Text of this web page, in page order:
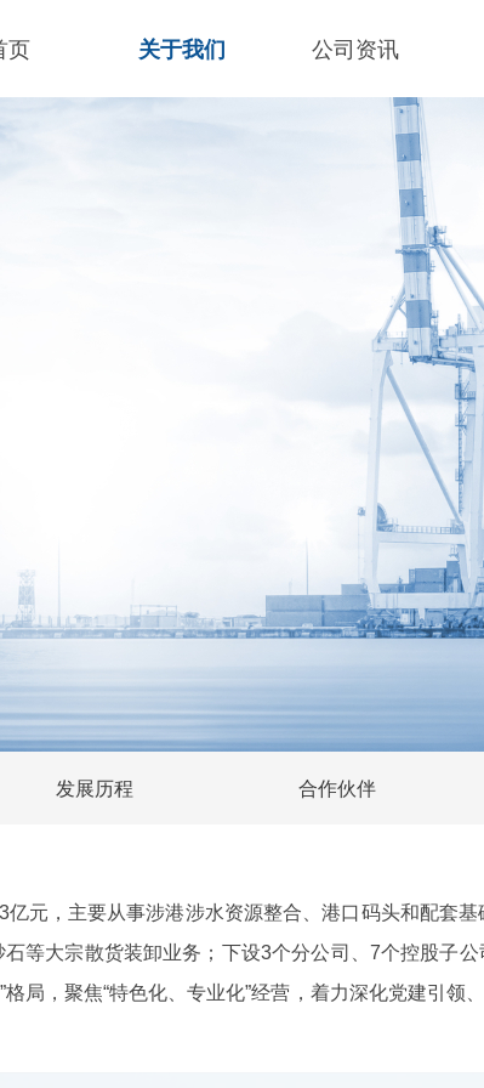
页 关于我们 公司资讯
，主要从事涉港涉水资源整合、港口码头和配套基
等大宗散货装卸业务；下设3个分公司、7个控股子
格局，聚焦“特色化、专业化”经营，着力深化党建引
发展历程 合作伙伴